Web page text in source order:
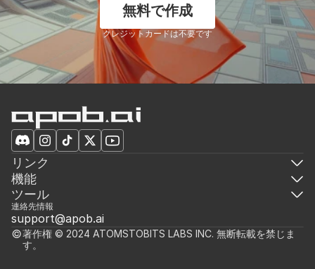
無料で作成
クレジットカードは不要です
リンク
機能
ツール
連絡先情報
support@apob.ai
著作権 © 2024 ATOMSTOBITS LABS INC. 無断転載を禁じま
す。